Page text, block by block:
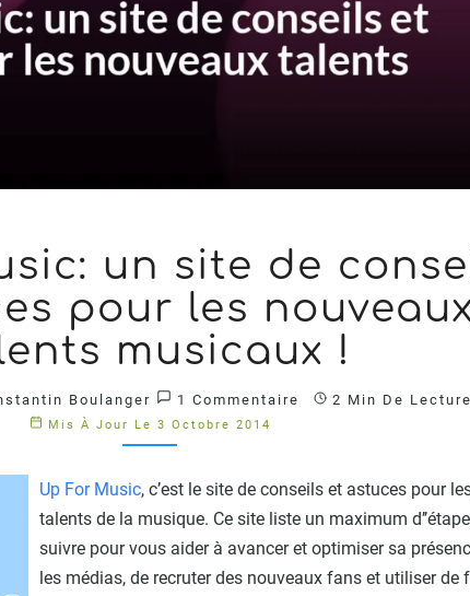
FOR
MUSIC:
UN
DE
ET
ASTUCES
POUR
NOUVEAUX
TALENTS
MUSICAUX
!
un site de
pour les
musicaux !
Boulanger Commentaires
1 Commentaire 2 Min De Lecture
Mis À Jour Le 3 Octobre 2014
Up For Music, c’est le site de conseils et astuces pour
talents de la musique. Ce site liste un maximum
suivre pour vous aider à avancer et optimiser sa
les médias, de recruter des nouveaux fans et utiliser de